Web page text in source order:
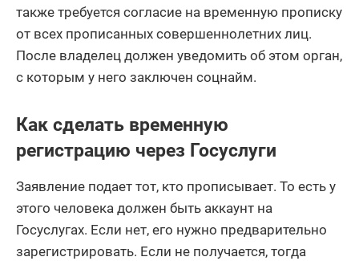
также требуется согласие на временную прописку
от всех прописанных совершеннолетних лиц.
После владелец должен уведомить об этом орган,
с которым у него заключен соцнайм.
Как сделать временную
регистрацию через Госуслуги
Заявление подает тот, кто прописывает. То есть у
этого человека должен быть аккаунт на
Госуслугах. Если нет, его нужно предварительно
зарегистрировать. Если не получается, тогда